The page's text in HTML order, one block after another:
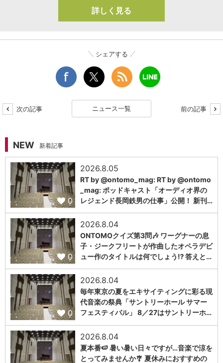
詳しく見る
シェアする
次の記事 ニュース一覧 前の記事
NEW 新着記事
0
2026.8.05
RT by @ontomo_mag: RT by @ontomo
_mag: ポッドキャスト「オーディオ界の
レジェンド長岡鉄男の仕事」公開！ 新刊…
0
2026.8.04
ONTOMOクイズ第3問🎶 ワーグナーの息
子・ジークフリートが作曲したオペラデビ
ュー作のタイトルは何でしょう⁉️ 答えと…
0
2026.8.04
毎年東京の夏をエキサイティングに彩る現
代音楽の祭典「サントリーホール サマー
フェスティバル」 8／27はサントリーホ…
2026.8.04
夏本番🍉 暑い暑い日々ですが…音楽で涼を
とってみませんか🎐 夏休みにおすすめの